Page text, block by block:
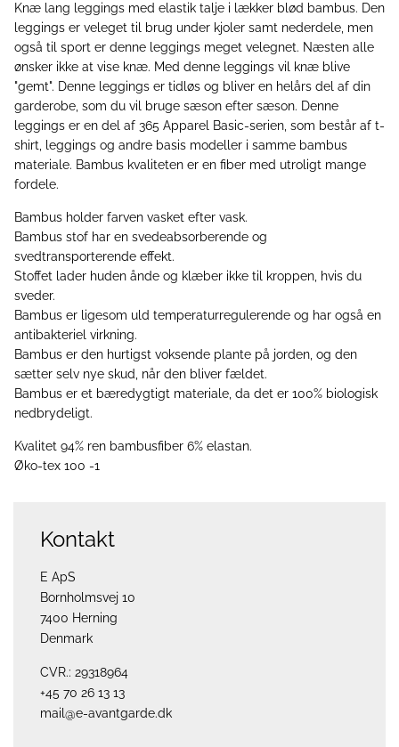
Knæ lang leggings med elastik talje i lækker blød bambus. Den
leggings er veleget til brug under kjoler samt nederdele, men
også til sport er denne leggings meget velegnet. Næsten alle
ønsker ikke at vise knæ. Med denne leggings vil knæ blive
"gemt". Denne leggings er tidløs og bliver en helårs del af din
garderobe, som du vil bruge sæson efter sæson. Denne
leggings er en del af 365 Apparel Basic-serien, som består af t-
shirt, leggings og andre basis modeller i samme bambus
materiale. Bambus kvaliteten er en fiber med utroligt mange
fordele.
Bambus holder farven vasket efter vask.
Bambus stof har en svedeabsorberende og
svedtransporterende effekt.
Stoffet lader huden ånde og klæber ikke til kroppen, hvis du
sveder.
Bambus er ligesom uld temperaturregulerende og har også en
antibakteriel virkning.
Bambus er den hurtigst voksende plante på jorden, og den
sætter selv nye skud, når den bliver fældet.
Bambus er et bæredygtigt materiale, da det er 100% biologisk
nedbrydeligt.
Kvalitet 94% ren bambusfiber 6% elastan.
Øko-tex 100 -1
Kontakt
E ApS
Bornholmsvej 10
7400 Herning
Denmark
CVR.: 29318964
+45 70 26 13 13
mail@e-avantgarde.dk